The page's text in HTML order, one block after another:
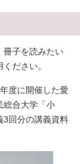
冊子を読みたい
ださい。
度に開催した愛
合大学「小
3回分の講義資料